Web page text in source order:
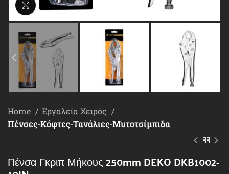
Κλικ για μεγέθυνση
Home
Εργαλεία Χειρός
Πένσες-Κόφτες-Τανάλιες-Μυτοτσίμπιδα
Πένσα Γκριπ Μήκους 250mm DEKO DKB1002-